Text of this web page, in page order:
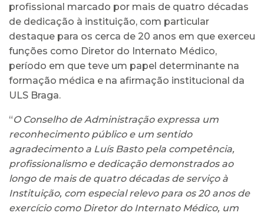
profissional marcado por mais de quatro décadas
de dedicação à instituição, com particular
destaque para os cerca de 20 anos em que exerceu
funções como Diretor do Internato Médico,
período em que teve um papel determinante na
formação médica e na afirmação institucional da
ULS Braga.
“O Conselho de Administração expressa um
reconhecimento público e um sentido
agradecimento a Luís Basto pela competência,
profissionalismo e dedicação demonstrados ao
longo de mais de quatro décadas de serviço à
Instituição, com especial relevo para os 20 anos de
exercício como Diretor do Internato Médico, um